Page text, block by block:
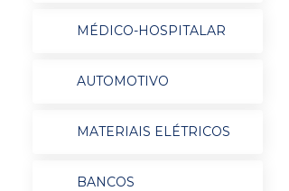
MÉDICO-HOSPITALAR
AUTOMOTIVO
MATERIAIS ELÉTRICOS
BANCOS